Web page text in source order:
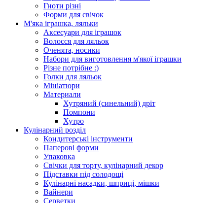
Гноти різні
Форми для свічок
М'яка іграшка, ляльки
Аксесуари для іграшок
Волосся для ляльок
Оченята, носики
Набори для виготовлення м'якої іграшки
Різне потрібне :)
Голки для ляльок
Мініатюри
Материали
Хутряний (синельний) дріт
Помпони
Хутро
Кулінарний розділ
Кондитерські інструменти
Паперові форми
Упаковка
Свічки для торту, кулінарний декор
Підставки під солодощі
Кулінарні насадки, шприці, мішки
Вайнери
Серветки